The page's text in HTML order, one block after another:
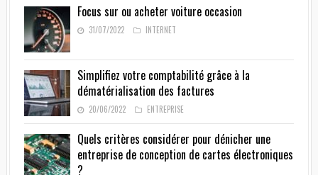
Focus sur ou acheter voiture occasion
31/07/2022 INTERNET
Simplifiez votre comptabilité grâce à la
dématérialisation des factures
20/06/2022 ENTREPRISE
Quels critères considérer pour dénicher une
entreprise de conception de cartes électroniques
?